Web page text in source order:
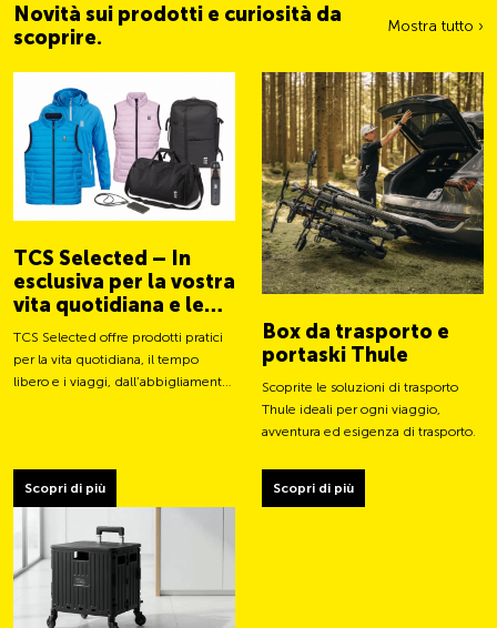
Novità sui prodotti e curiosità da
scoprire.
Mostra tutto ›
TCS Selected – In
esclusiva per la vostra
vita quotidiana e le
vostre avventure
TCS Selected offre prodotti pratici
per la vita quotidiana, il tempo
libero e i viaggi, dall’abbigliamento
Scopri di più
Box da trasporto e
portaski Thule
Scoprite le soluzioni di trasporto
Thule ideali per ogni viaggio,
avventura ed esigenza di trasporto.
Scopri di più